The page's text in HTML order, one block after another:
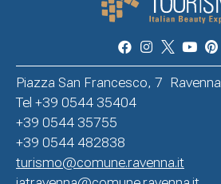
Piazza San Francesco, 7 Ravenna
Tel +39 0544 35404
+39 0544 35755
+39 0544 482838
turismo@comune.ravenna.it